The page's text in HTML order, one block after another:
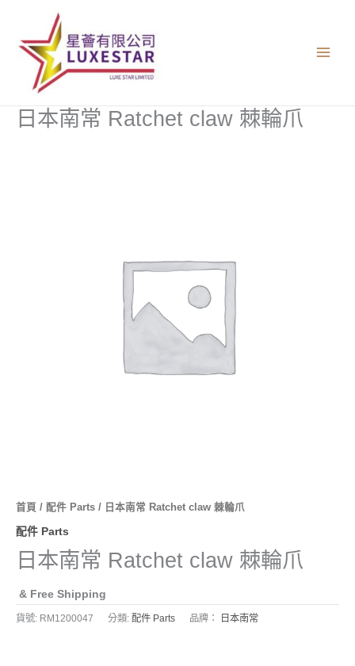
日本南常 Ratchet claw 棘輪爪
首頁 / 配件 Parts / 日本南常 Ratchet claw 棘輪爪
配件 Parts
日本南常 Ratchet claw 棘輪爪
& Free Shipping
貨號: RM1200047 分類: 配件 Parts 品牌： 日本南常